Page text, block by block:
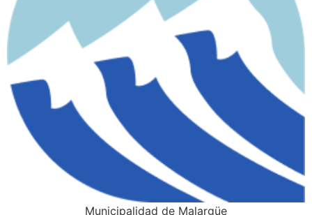
Municipalidad de Malargüe